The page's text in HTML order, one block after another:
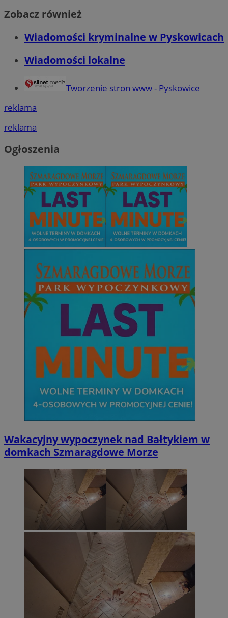
Zobacz również
Wiadomości kryminalne w Pyskowicach
Wiadomości lokalne
Tworzenie stron www - Pyskowice
reklama
reklama
Ogłoszenia
Wakacyjny wypoczynek nad Bałtykiem w
domkach Szmaragdowe Morze